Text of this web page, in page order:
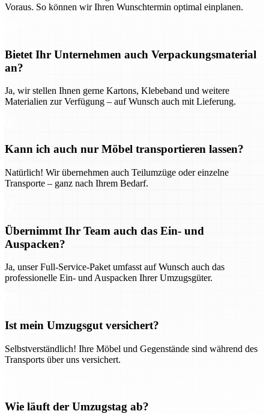
Voraus. So können wir Ihren Wunschtermin optimal einplanen.
Bietet Ihr Unternehmen auch Verpackungsmaterial
an?
Ja, wir stellen Ihnen gerne Kartons, Klebeband und weitere
Materialien zur Verfügung – auf Wunsch auch mit Lieferung.
Kann ich auch nur Möbel transportieren lassen?
Natürlich! Wir übernehmen auch Teilumzüge oder einzelne
Transporte – ganz nach Ihrem Bedarf.
Übernimmt Ihr Team auch das Ein- und
Auspacken?
Ja, unser Full-Service-Paket umfasst auf Wunsch auch das
professionelle Ein- und Auspacken Ihrer Umzugsgüter.
Ist mein Umzugsgut versichert?
Selbstverständlich! Ihre Möbel und Gegenstände sind während des
Transports über uns versichert.
Wie läuft der Umzugstag ab?